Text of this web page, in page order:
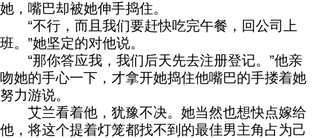
她，嘴巴却被她伸手捣住。
“不行，而且我们要赶快吃完午餐，回公司上
班。”她坚定的对他说。
“那你答应我，我们后天先去注册登记。”他亲
吻她的手心一下，才拿开她捣住他嘴巴的手搂着她
努力游说。
艾兰看着他，犹豫不决。她当然也想快点嫁给
他，将这个提着灯笼都找不到的最佳男主角占为己